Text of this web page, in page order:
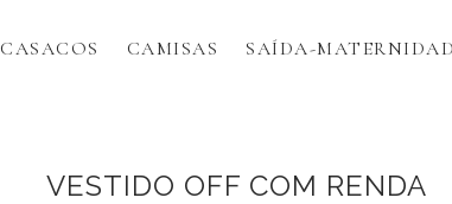
CASACOS CAMISAS SAÍDA-
VESTIDO OFF COM RENDA